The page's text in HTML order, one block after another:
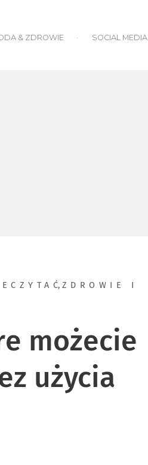
& ZDROWIE SOCIAL MEDIA
, ZDROWIE I
możecie
użycia